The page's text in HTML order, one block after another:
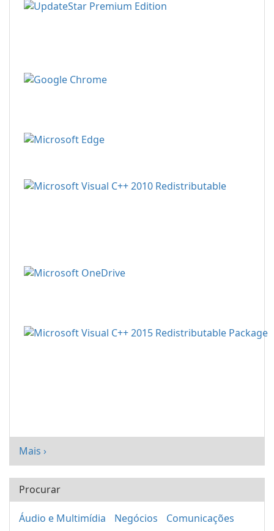
Mais ›
Procurar
Áudio e Multimídia Negócios
Comunicações